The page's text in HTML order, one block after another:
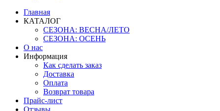
Главная
КАТАЛОГ
СЕЗОНА: ВЕСНА/ЛЕТО
СЕЗОНА: ОСЕНЬ
О нас
Информация
Как сделать заказ
Доставка
Оплата
Возврат товара
Прайс-лист
Отзывы